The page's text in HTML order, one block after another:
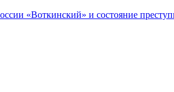
«Воткинский» и состояние